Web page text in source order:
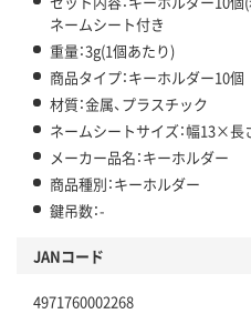
ネームシート付き
重量：3g(1個あたり)
商品タイプ：キーホルダー10個
材質：金属、プラスチック
ネームシートサイズ：幅13×長
メーカー品名：キーホルダー
商品種別：キーホルダー
鍵吊数：-
JANコード
4971760002268